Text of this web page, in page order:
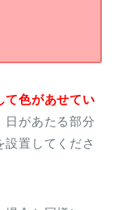
て色があせてい
日があたる部分
置してくださ